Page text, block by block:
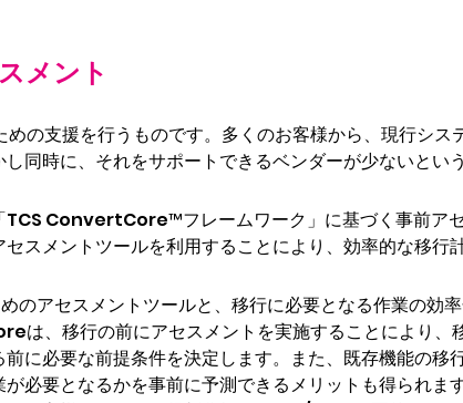
メント
の支援を行うものです。多くのお客様から、現行シス
同時に、それをサポートできるベンダーが少ないとい
TCS ConvertCore™フレームワーク」に基づく事前ア
スメントツールを利用することにより、効率的な移行
アセスメントツールと、移行に必要となる作業の効
は、移行の前にアセスメントを実施することにより、
に必要な前提条件を決定します。また、既存機能の移行
必要となるかを事前に予測できるメリットも得られます